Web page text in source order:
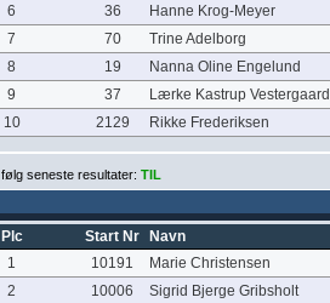
6
36
Hanne Krog-Meyer
7
70
Trine Adelborg
8
19
Nanna Oline Engelund
9
37
Lærke Kastrup Vestergaard
10
2129 Rikke Frederiksen
følg seneste resultater: TIL
Plc Start Nr
Navn
1
10191
Marie Christensen
2
10006
Sigrid Bjerge Gribsholt